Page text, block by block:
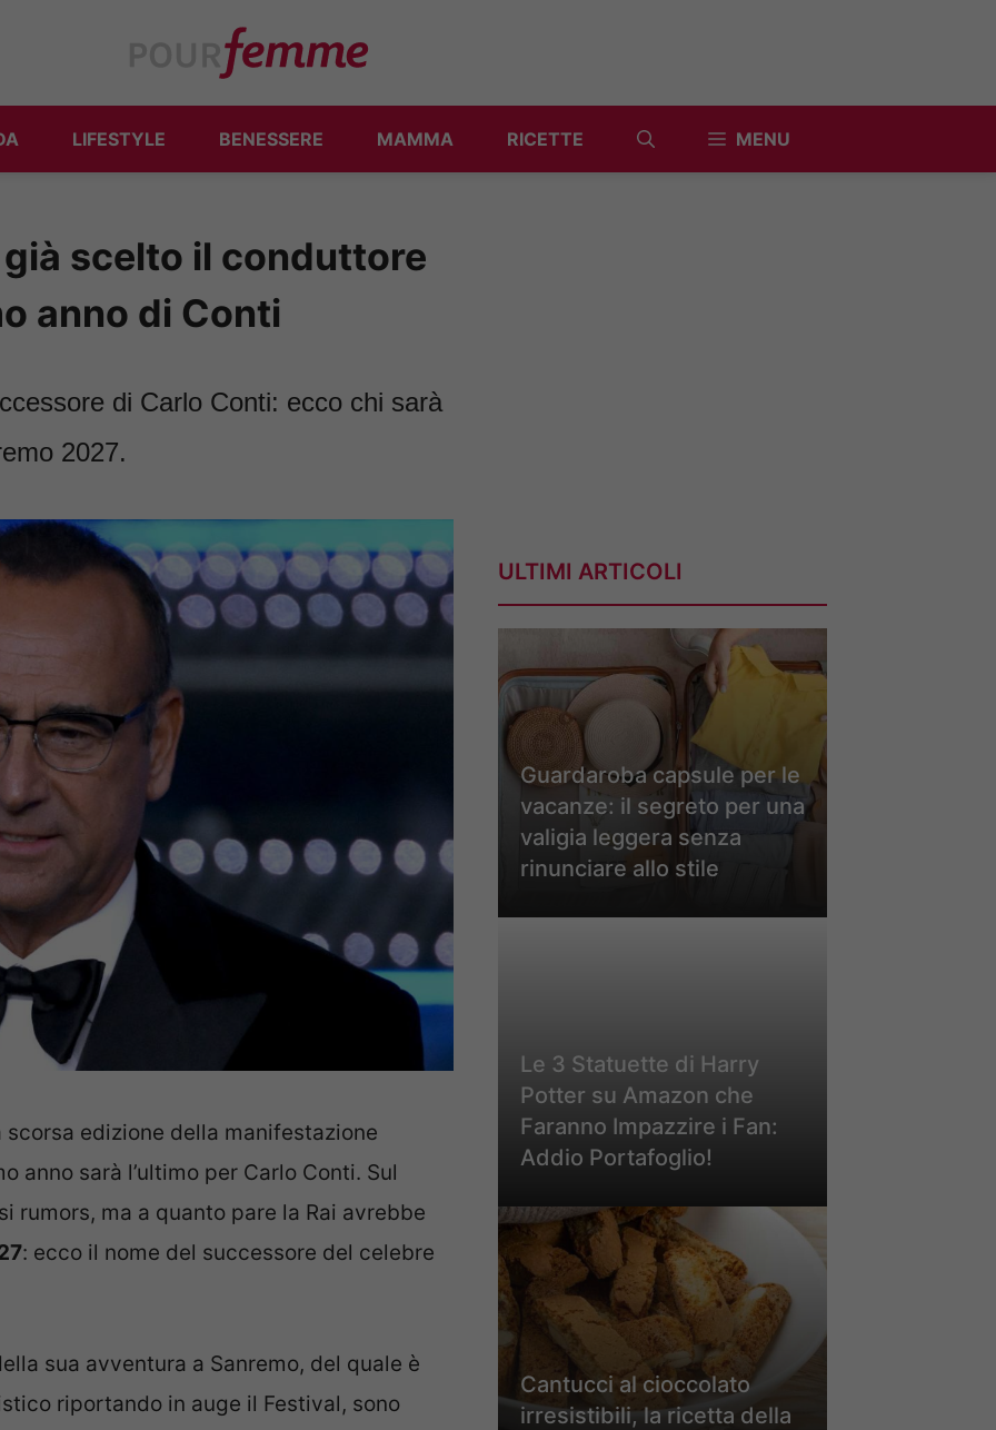
LIFESTYLE BENESSERE MAMMA RICETTE MENU
scelto il conduttore
anno di Conti
di Carlo Conti: ecco chi sarà
2027.
edizione della manifestazione
anno sarà l’ultimo per Carlo Conti. Sul
rumors, ma a quanto pare la Rai avrebbe
: ecco il nome del successore del celebre
sua avventura a Sanremo, del quale è
riportando in auge il Festival, sono
ULTIMI ARTICOLI
Guardaroba capsule per le
vacanze: il segreto per una
valigia leggera senza
rinunciare allo stile
Le 3 Statuette di Harry
Potter su Amazon che
Faranno Impazzire i Fan:
Addio Portafoglio!
Cantucci al cioccolato
irresistibili, la ricetta della